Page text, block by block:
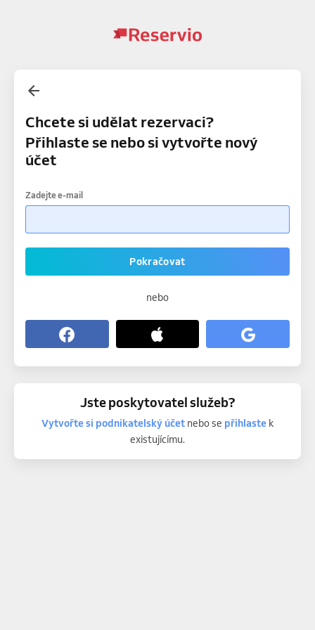
Chcete si udělat rezervaci?
Přihlaste se nebo si vytvořte nový
účet
Zadejte e-mail
Pokračovat
nebo
Jste poskytovatel služeb?
Vytvořte si podnikatelský účetnebo se přihlastek
existujícímu.